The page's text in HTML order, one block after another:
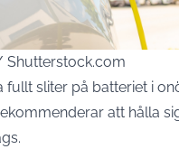
Shutterstock.com
fullt sliter på batteriet i
att hålla